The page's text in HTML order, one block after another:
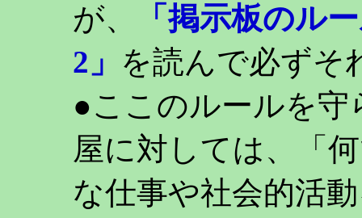
が、
「掲示板のル
2」 を読んで必ずそ
●ここのルールを守
屋に対しては、「
な仕事や社会的活